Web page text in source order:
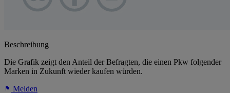
Beschreibung
Die Grafik zeigt den Anteil der Befragten, die einen Pkw folgender
Marken in Zukunft wieder kaufen würden.
Melden